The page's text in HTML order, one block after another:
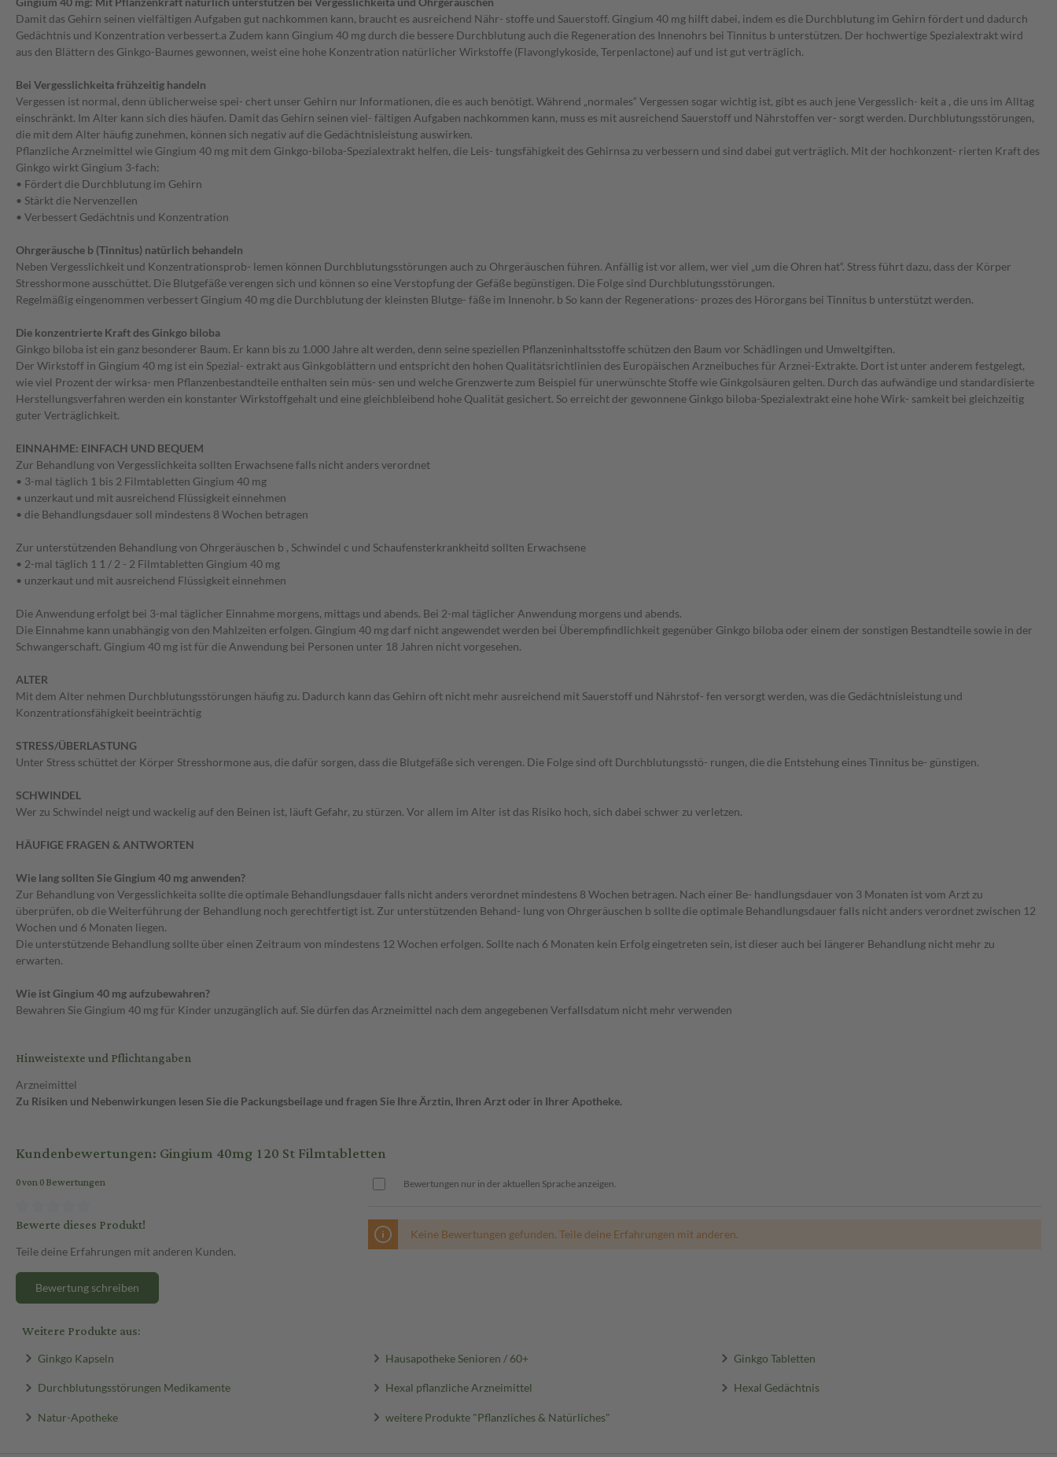
Damit das Gehirn seinen vielfältigen Aufgaben gut nachkommen kann, braucht es ausreichend Nähr- stoffe und Sauerstoff. Gingium 40 mg hilft dabei, indem es die Durchblutung im Gehirn fördert und dadurch
Gedächtnis und Konzentration verbessert.a Zudem kann Gingium 40 mg durch die bessere Durchblutung auch die Regeneration des Innenohrs bei Tinnitus b unterstützen. Der hochwertige Spezialextrakt wird
aus den Blättern des Ginkgo-Baumes gewonnen, weist eine hohe Konzentration natürlicher Wirkstoffe (Flavonglykoside, Terpenlactone) auf und ist gut verträglich.
Bei Vergesslichkeita frühzeitig handeln
Vergessen ist normal, denn üblicherweise spei- chert unser Gehirn nur Informationen, die es auch benötigt. Während „normales“ Vergessen sogar wichtig ist, gibt es auch jene Vergesslich- keit a , die uns im Alltag
einschränkt. Im Alter kann sich dies häufen. Damit das Gehirn seinen viel- fältigen Aufgaben nachkommen kann, muss es mit ausreichend Sauerstoff und Nährstoffen ver- sorgt werden. Durchblutungsstörungen,
die mit dem Alter häufig zunehmen, können sich negativ auf die Gedächtnisleistung auswirken.
Pflanzliche Arzneimittel wie Gingium 40 mg mit dem Ginkgo-biloba-Spezialextrakt helfen, die Leis- tungsfähigkeit des Gehirnsa zu verbessern und sind dabei gut verträglich. Mit der hochkonzent- rierten Kraft des
Ginkgo wirkt Gingium 3-fach:
• Fördert die Durchblutung im Gehirn
• Stärkt die Nervenzellen
• Verbessert Gedächtnis und Konzentration
Ohrgeräusche b (Tinnitus) natürlich behandeln
Neben Vergesslichkeit und Konzentrationsprob- lemen können Durchblutungsstörungen auch zu Ohrgeräuschen führen. Anfällig ist vor allem, wer viel „um die Ohren hat“. Stress führt dazu, dass der Körper
Stresshormone ausschüttet. Die Blutgefäße verengen sich und können so eine Verstopfung der Gefäße begünstigen. Die Folge sind Durchblutungsstörungen.
Regelmäßig eingenommen verbessert Gingium 40 mg die Durchblutung der kleinsten Blutge- fäße im Innenohr. b So kann der Regenerations- prozes des Hörorgans bei Tinnitus b unterstützt werden.
Die konzentrierte Kraft des Ginkgo biloba
Ginkgo biloba ist ein ganz besonderer Baum. Er kann bis zu 1.000 Jahre alt werden, denn seine speziellen Pflanzeninhaltsstoffe schützen den Baum vor Schädlingen und Umweltgiften.
Der Wirkstoff in Gingium 40 mg ist ein Spezial- extrakt aus Ginkgoblättern und entspricht den hohen Qualitätsrichtlinien des Europäischen Arzneibuches für Arznei-Extrakte. Dort ist unter anderem festgelegt,
wie viel Prozent der wirksa- men Pflanzenbestandteile enthalten sein müs- sen und welche Grenzwerte zum Beispiel für unerwünschte Stoffe wie Ginkgolsäuren gelten. Durch das aufwändige und standardisierte
Herstellungsverfahren werden ein konstanter Wirkstoffgehalt und eine gleichbleibend hohe Qualität gesichert. So erreicht der gewonnene Ginkgo biloba-Spezialextrakt eine hohe Wirk- samkeit bei gleichzeitig
guter Verträglichkeit.
EINNAHME: EINFACH UND BEQUEM
Zur Behandlung von Vergesslichkeita sollten Erwachsene falls nicht anders verordnet
• 3-mal täglich 1 bis 2 Filmtabletten Gingium 40 mg
• unzerkaut und mit ausreichend Flüssigkeit einnehmen
• die Behandlungsdauer soll mindestens 8 Wochen betragen
Zur unterstützenden Behandlung von Ohrgeräuschen b , Schwindel c und Schaufensterkrankheitd sollten Erwachsene
• 2-mal täglich 1 1 / 2 - 2 Filmtabletten Gingium 40 mg
• unzerkaut und mit ausreichend Flüssigkeit einnehmen
Die Anwendung erfolgt bei 3-mal täglicher Einnahme morgens, mittags und abends. Bei 2-mal täglicher Anwendung morgens und abends.
Die Einnahme kann unabhängig von den Mahlzeiten erfolgen. Gingium 40 mg darf nicht angewendet werden bei Überempfindlichkeit gegenüber Ginkgo biloba oder einem der sonstigen Bestandteile sowie in der
Schwangerschaft. Gingium 40 mg ist für die Anwendung bei Personen unter 18 Jahren nicht vorgesehen.
ALTER
Mit dem Alter nehmen Durchblutungsstörungen häufig zu. Dadurch kann das Gehirn oft nicht mehr ausreichend mit Sauerstoff und Nährstof- fen versorgt werden, was die Gedächtnisleistung und
Konzentrationsfähigkeit beeinträchtig
STRESS/ÜBERLASTUNG
Unter Stress schüttet der Körper Stresshormone aus, die dafür sorgen, dass die Blutgefäße sich verengen. Die Folge sind oft Durchblutungsstö- rungen, die die Entstehung eines Tinnitus be- günstigen.
SCHWINDEL
Wer zu Schwindel neigt und wackelig auf den Beinen ist, läuft Gefahr, zu stürzen. Vor allem im Alter ist das Risiko hoch, sich dabei schwer zu verletzen.
HÄUFIGE FRAGEN & ANTWORTEN
Wie lang sollten Sie Gingium 40 mg anwenden?
Zur Behandlung von Vergesslichkeita sollte die optimale Behandlungsdauer falls nicht anders verordnet mindestens 8 Wochen betragen. Nach einer Be- handlungsdauer von 3 Monaten ist vom Arzt zu
überprüfen, ob die Weiterführung der Behandlung noch gerechtfertigt ist. Zur unterstützenden Behand- lung von Ohrgeräuschen b sollte die optimale Behandlungsdauer falls nicht anders verordnet zwischen 12
Wochen und 6 Monaten liegen.
Die unterstützende Behandlung sollte über einen Zeitraum von mindestens 12 Wochen erfolgen. Sollte nach 6 Monaten kein Erfolg eingetreten sein, ist dieser auch bei längerer Behandlung nicht mehr zu
erwarten.
Wie ist Gingium 40 mg aufzubewahren?
Bewahren Sie Gingium 40 mg für Kinder unzugänglich auf. Sie dürfen das Arzneimittel nach dem angegebenen Verfallsdatum nicht mehr verwenden
Hinweistexte und Pflichtangaben
Arzneimittel
Zu Risiken und Nebenwirkungen lesen Sie die Packungsbeilage und fragen Sie Ihre Ärztin, Ihren Arzt oder in Ihrer Apotheke.
Kundenbewertungen: Gingium 40mg 120 St Filmtabletten
0 von 0 Bewertungen
Bewerte dieses Produkt!
Teile deine Erfahrungen mit anderen Kunden.
Bewertung schreiben
Bewertungen nur in der aktuellen Sprache anzeigen.
Keine Bewertungen gefunden. Teile deine Erfahrungen mit anderen.
Weitere Produkte aus:
Ginkgo Kapseln Hausapotheke Senioren / 60+ Ginkgo Tabletten
Durchblutungsstörungen Medikamente Hexal pflanzliche Arzneimittel Hexal Gedächtnis
Natur-Apotheke weitere Produkte "Pflanzliches & Natürliches"